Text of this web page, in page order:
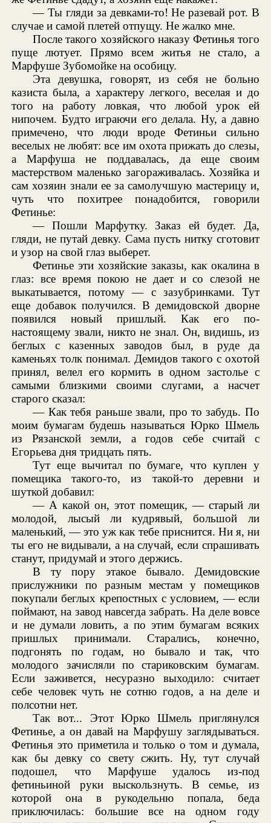
— Ты гляди за девками-то! Не разевай рот. В
случае и самой плетей отпущу. Не жалко мне.
После такого хозяйского наказу Фетинья того
пуще лютует. Прямо всем житья не стало, а
Марфуше Зубомойке на особицу.
Эта девушка, говорят, из себя не больно
казиста была, а характеру легкого, веселая и до
того на работу ловкая, что любой урок ей
нипочем. Будто играючи его делала. Ну, а давно
примечено, что люди вроде Фетиньи сильно
веселых не любят: все им охота прижать до слезы,
а Марфуша не поддавалась, да еще своим
мастерством маленько загораживалась. Хозяйка и
сам хозяин знали ее за самолучшую мастерицу и,
чуть что похитрее понадобится, говорили
Фетинье:
— Пошли Марфутку. Заказ ей будет. Да,
гляди, не путай девку. Сама пусть нитку сготовит
и узор на свой глаз выберет.
Фетинье эти хозяйские заказы, как окалина в
глаз: все время покою не дает и со слезой не
выкатывается, потому — с зазубринками. Тут
еще добавок получился. В демидовской дворне
появился новый пришлый. Как его по-
настоящему звали, никто не знал. Он, видишь, из
беглых с казенных заводов был, в руде да
каменьях толк понимал. Демидов такого с охотой
принял, велел его кормить в одном застолье с
самыми близкими своими слугами, а насчет
старого сказал:
— Как тебя раньше звали, про то забудь. По
моим бумагам будешь называться Юрко Шмель
из Рязанской земли, а годов себе считай с
Егорьева дня тридцать пять.
Тут еще вычитал по бумаге, что куплен у
помещика такого-то, из такой-то деревни и
шуткой добавил:
— А какой он, этот помещик, — старый ли
молодой, лысый ли кудрявый, большой ли
маленький, — это уж как тебе приснится. Ни я, ни
ты его не видывали, а на случай, если спрашивать
станут, придумай и этого держись.
В ту пору этакое бывало. Демидовские
прислужники по разным местам у помещиков
покупали беглых крепостных с условием, — если
поймают, на завод навсегда забрать. На деле вовсе
и не думали ловить, а по этим бумагам всяких
пришлых принимали. Старались, конечно,
подгонять по годам, но бывало и так, что
молодого зачисляли по стариковским бумагам.
Если заживется, несуразно выходило: считает
себе человек чуть не сотню годов, а на деле и
полсотни нет.
Так вот... Этот Юрко Шмель приглянулся
Фетинье, а он давай на Марфушу заглядываться.
Фетинья это приметила и только о том и думала,
как бы девку со свету сжить. Ну, тут случай
подошел, что Марфуше удалось из-под
фетиньиной руки выскользнуть. В семье, из
которой она в рукодельню попала, беда
приключилась: большие все на одном году